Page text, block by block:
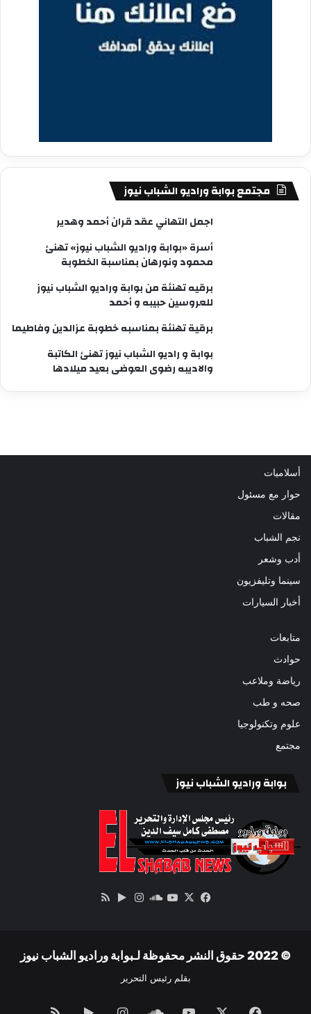
مجتمع بوابة وراديو الشباب نيوز
اجمل التهاني عقد قران أحمد وهدير
أسرة «بوابة وراديو الشباب نيوز» تهنئ
محمود ونورهان بمناسبة الخطوبة
برقيه تهنئة من بوابة وراديو الشباب نيوز
للعروسين حبيبه و أحمد
برقية تهنئة بمناسبه خطوبة عزالدين وفاطيما
بوابة و راديو الشباب نيوز تهنئ الكاتبة
والاديبه رضوى العوضى بعيد ميلادها
أسلاميات
حوار مع مسئول
مقالات
نجم الشباب
أدب وشعر
سينما وتليفزيون
أخبار السيارات
متابعات
حوادث
رياضة وملاعب
صحه و طب
علوم وتكنولوجيا
مجتمع
بوابة وراديو الشباب نيوز
فيسبوك
‫X
‫YouTube
ساوندانستقرام‏Google
© 2022 حقوق النشر محفوظة لـبوابة وراديو الشباب نيوز
بقلم رئيس التحرير